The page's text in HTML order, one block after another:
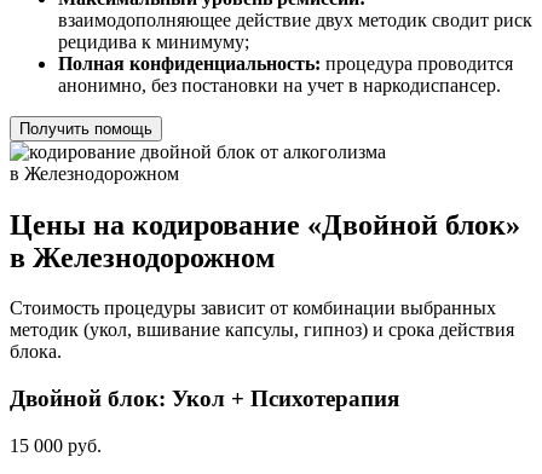
взаимодополняющее действие двух методик сводит риск
рецидива к минимуму;
Полная конфиденциальность: процедура проводится
анонимно, без постановки на учет в наркодиспансер.
Получить помощь
Цены на кодирование «Двойной блок»
в Железнодорожном
Стоимость процедуры зависит от комбинации выбранных
методик (укол, вшивание капсулы, гипноз) и срока действия
блока.
Двойной блок: Укол + Психотерапия
15 000 руб.